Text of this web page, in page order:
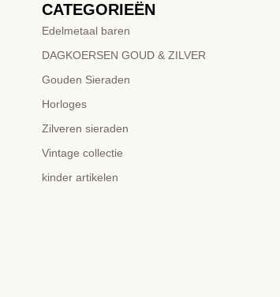
CATEGORIEËN
Edelmetaal baren
DAGKOERSEN GOUD & ZILVER
Gouden Sieraden
Horloges
Zilveren sieraden
Vintage collectie
kinder artikelen